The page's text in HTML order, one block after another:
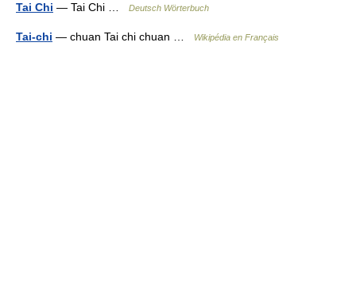
Tai Chi — Tai Chi … Deutsch Wörterbuch
Tai-chi — chuan Tai chi chuan … Wikipédia en Français